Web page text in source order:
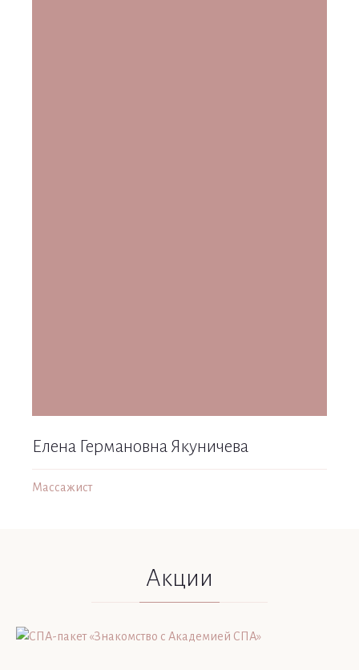
Елена Германовна Якуничева
Массажист
Акции